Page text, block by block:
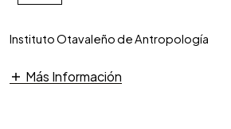
Instituto Otavaleño de Antropología
Más Información